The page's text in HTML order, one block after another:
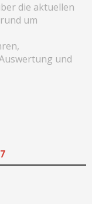
die aktuellen
um
und